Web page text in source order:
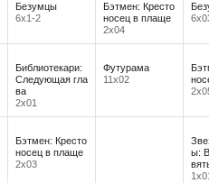
Безумцы
6х1-2
Бэтмен: Кресто
носец в плаще
2х04
Библиотекари:
Следующая гла
ва
2х01
Футурама
11х02
Бэтмен: Кресто
носец в плаще
2х03
ы: